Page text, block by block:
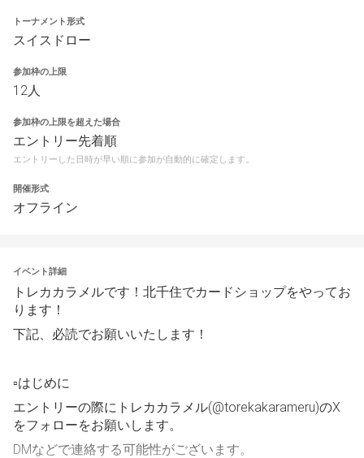
トーナメント形式
スイスドロー
参加枠の上限
12人
参加枠の上限を超えた場合
エントリー先着順
エントリーした日時が早い順に参加が自動的に確定します。
開催形式
オフライン
イベント詳細
トレカカラメルです！北千住でカードショップをやってお
ります！
下記、必読でお願いいたします！
▫️はじめに
エントリーの際にトレカカラメル(@torekakarameru)のX
をフォローをお願いします。
DMなどで連絡する可能性がございます。